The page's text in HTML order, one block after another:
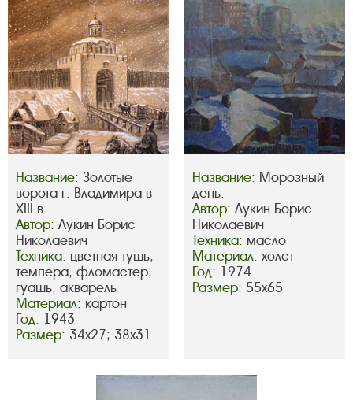
Название: Золотые
ворота г. Владимира в
XIII в.
Автор: Лукин Борис
Николаевич
Техника: цветная тушь,
темпера, фломастер,
гуашь, акварель
Материал: картон
Год: 1943
Размер: 34х27; 38х31
Название: Морозный
день.
Автор: Лукин Борис
Николаевич
Техника: масло
Материал: холст
Год: 1974
Размер: 55х65